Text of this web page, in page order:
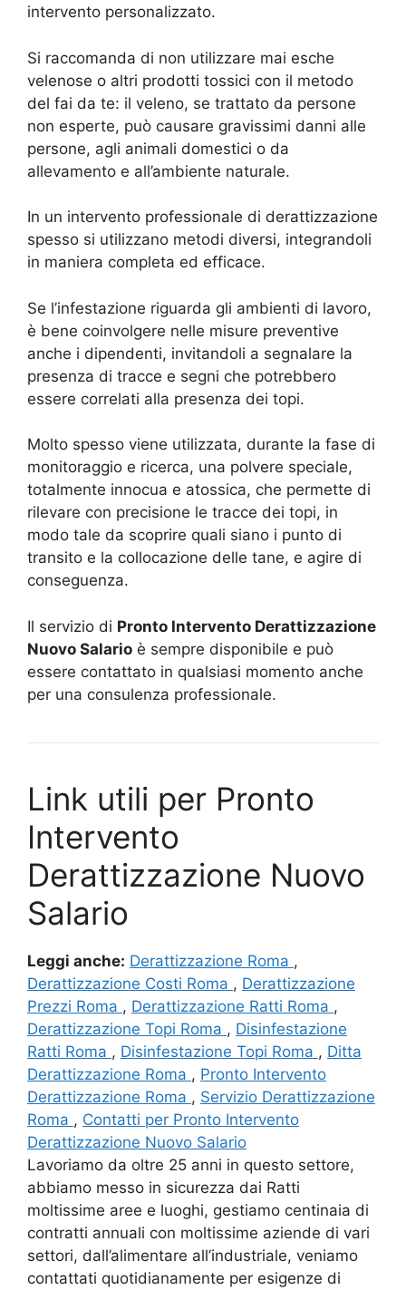
intervento personalizzato.
Si raccomanda di non utilizzare mai esche
velenose o altri prodotti tossici con il metodo
del fai da te: il veleno, se trattato da persone
non esperte, può causare gravissimi danni alle
persone, agli animali domestici o da
allevamento e all’ambiente naturale.
In un intervento professionale di derattizzazione
spesso si utilizzano metodi diversi, integrandoli
in maniera completa ed efficace.
Se l’infestazione riguarda gli ambienti di lavoro,
è bene coinvolgere nelle misure preventive
anche i dipendenti, invitandoli a segnalare la
presenza di tracce e segni che potrebbero
essere correlati alla presenza dei topi.
Molto spesso viene utilizzata, durante la fase di
monitoraggio e ricerca, una polvere speciale,
totalmente innocua e atossica, che permette di
rilevare con precisione le tracce dei topi, in
modo tale da scoprire quali siano i punto di
transito e la collocazione delle tane, e agire di
conseguenza.
Il servizio di Pronto Intervento Derattizzazione
Nuovo Salario è sempre disponibile e può
essere contattato in qualsiasi momento anche
per una consulenza professionale.
Link utili per Pronto
Intervento
Derattizzazione Nuovo
Salario
Leggi anche: Derattizzazione Roma ,
Derattizzazione Costi Roma , Derattizzazione
Prezzi Roma , Derattizzazione Ratti Roma ,
Derattizzazione Topi Roma , Disinfestazione
Ratti Roma , Disinfestazione Topi Roma , Ditta
Derattizzazione Roma , Pronto Intervento
Derattizzazione Roma , Servizio Derattizzazione
Roma , Contatti per Pronto Intervento
Derattizzazione Nuovo Salario
Lavoriamo da oltre 25 anni in questo settore,
abbiamo messo in sicurezza dai Ratti
moltissime aree e luoghi, gestiamo centinaia di
contratti annuali con moltissime aziende di vari
settori, dall’alimentare all’industriale, veniamo
contattati quotidianamente per esigenze di